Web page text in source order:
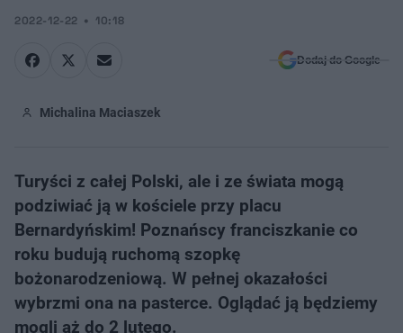
2022-12-22 10:18
Dodaj do Google
Michalina Maciaszek
Turyści z całej Polski, ale i ze świata mogą
podziwiać ją w kościele przy placu
Bernardyńskim! Poznańscy franciszkanie co
roku budują ruchomą szopkę
bożonarodzeniową. W pełnej okazałości
wybrzmi ona na pasterce. Oglądać ją będziemy
mogli aż do 2 lutego.